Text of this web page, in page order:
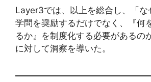
Layer3では、以上を総合し、「な
学問を奨励するだけでなく、『何
るか』を制度化する必要があるの
に対して洞察を導いた。